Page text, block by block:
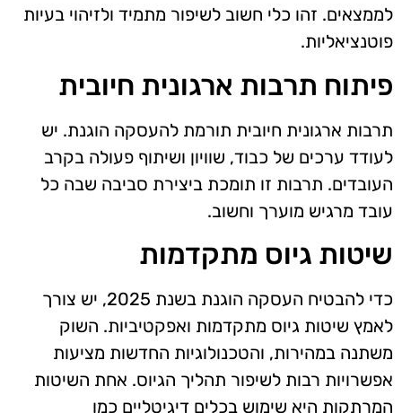
לממצאים. זהו כלי חשוב לשיפור מתמיד ולזיהוי בעיות
פוטנציאליות.
פיתוח תרבות ארגונית חיובית
תרבות ארגונית חיובית תורמת להעסקה הוגנת. יש
לעודד ערכים של כבוד, שוויון ושיתוף פעולה בקרב
העובדים. תרבות זו תומכת ביצירת סביבה שבה כל
עובד מרגיש מוערך וחשוב.
שיטות גיוס מתקדמות
כדי להבטיח העסקה הוגנת בשנת 2025, יש צורך
לאמץ שיטות גיוס מתקדמות ואפקטיביות. השוק
משתנה במהירות, והטכנולוגיות החדשות מציעות
אפשרויות רבות לשיפור תהליך הגיוס. אחת השיטות
המרתקות היא שימוש בכלים דיגיטליים כמו